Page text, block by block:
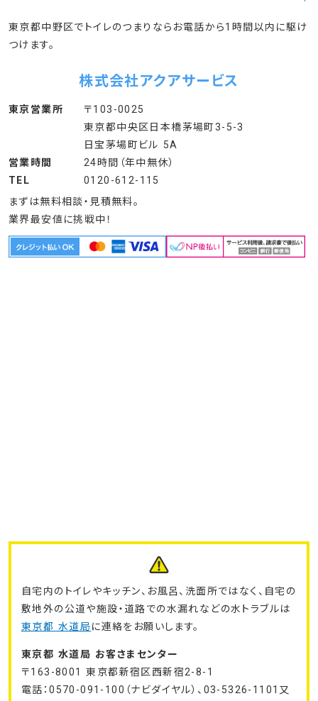
東京都中野区でトイレのつまりならお電話から1時間以内に駆け
つけます。
株式会社アクアサービス
東京営業所
〒103-0025
東京都中央区日本橋茅場町3-5-3
日宝茅場町ビル 5A
営業時間
24時間（年中無休）
TEL
0120-612-115
まずは無料相談・見積無料。
業界最安値に挑戦中！
自宅内のトイレやキッチン、お風呂、洗面所ではなく、自宅の
敷地外の公道や施設・道路での水漏れなどの水トラブルは
東京都 水道局 に連絡をお願いします。
東京都 水道局 お客さまセンター
〒163-8001 東京都新宿区西新宿2-8-1
電話：0570-091-100（ナビダイヤル）、03-5326-1101又